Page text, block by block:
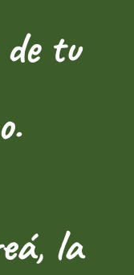
tu
la